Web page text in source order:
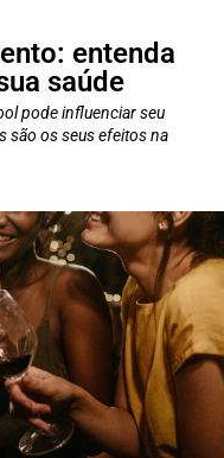
entenda
saúde
pode influenciar seu
são os seus efeitos na